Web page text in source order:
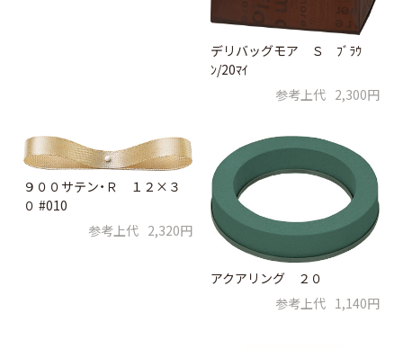
デリバッグモア Ｓ ﾌﾞﾗｳ
ﾝ/20ﾏｲ
参考上代 2,300円
９００サテン・Ｒ １２×３
０ #010
参考上代 2,320円
アクアリング ２０
参考上代 1,140円